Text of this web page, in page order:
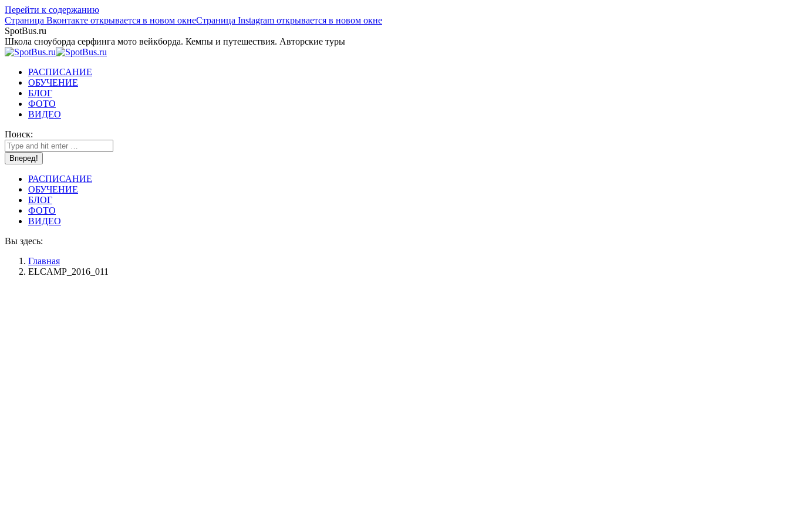
Перейти к содержанию
Страница Вконтакте открывается в новом окнеСтраница Instagram открывается в новом окне
SpotBus.ru
Школа сноуборда серфинга мото вейкборда. Кемпы и путешествия. Авторские туры
РАСПИСАНИЕ
ОБУЧЕНИЕ
БЛОГ
ФОТО
ВИДЕО
Поиск:
РАСПИСАНИЕ
ОБУЧЕНИЕ
БЛОГ
ФОТО
ВИДЕО
Вы здесь:
Главная
ELCAMP_2016_011